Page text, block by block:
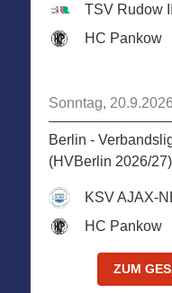
TSV Rudow II
HC Pankow
Sonntag, 20.9.2026
Berlin -
(HVBerlin 2026/27)
KSV AJAX-
HC Pankow
ZUM